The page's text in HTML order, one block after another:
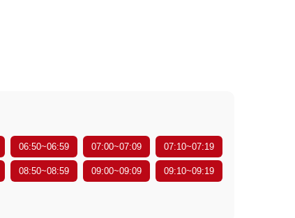
06:50~06:59 07:00~07:09 07:10~07:19
08:50~08:59 09:00~09:09 09:10~09:19